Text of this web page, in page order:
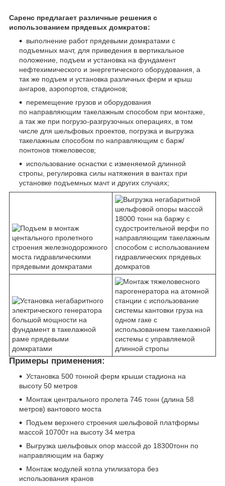
Саренс предлагает различные решения с
использованием прядевых домкратов:
выполнение работ прядевыми домкратами с
подъемных мачт, для приведения в вертикальное
положение, подъем и установка на фундамент
нефтехимического и энергетического оборудования, а
так же подъем и установка различных ферм и крыш
ангаров, аэропортов, стадионов;
перемещение грузов и оборудования
по направляющим такелажным способом при монтаже,
а так же при погрузо-разгрузочных операциях, в том
числе для шельфовых проектов, погрузка и выгрузка
такелажным способом по направляющим с барж/
понтонов тяжеловесов;
использование оснастки с изменяемой длинной
стропы, регулировка силы натяжения в вантах при
установке подъемных мачти других случаях;
Примеры применения:
Установка 500 тонной ферм крыши стадиона на
высоту 50 метров
Монтаж центрального пролета 746 тонн (длина 58
метров) вантового моста
Подъем верхнего строения шельфовой платформы
массой 10700т на высоту 34 метра
Выгрузка шельфовых опор массой до 18300тонн по
направляющим на баржу
Монтаж модулей котла утилизатора без
использования кранов